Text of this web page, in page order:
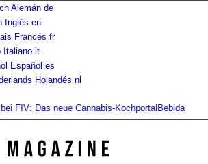
Alemán de
Inglés en
Francés fr
Italiano it
Español es
Holandés nl
Das neue Cannabis-KochportalBebidas de